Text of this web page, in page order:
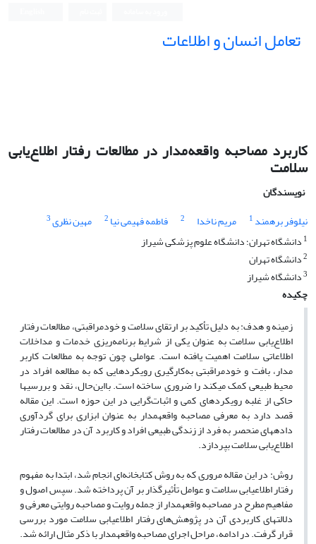
تعامل انسان و اطلاعات
کاربرد مصاحبه واقعه‌مدار در مطالعات رفتار اطلاع‌یابی
سلامت
نویسندگان
نیلوفر برهمند 1 مریم ناخدا 2 فاطمه فهیمی نیا 2 مهین نظری3
1 دانشگاه تهران؛ دانشگاه علوم پزشکی شیراز
2دانشگاه تهران
3دانشگاه شیراز
چکیده
زمینه و هدف: به دلیل تأکید بر ارتقای سلامت و خودمراقبتی، مطالعات رفتار
اطلاع‌یابی سلامت به عنوان یکی از شرایط برنامه‌ریزی خدمات و مداخلات
اطلاعاتی سلامت اهمیت یافته است. عواملی چون توجه به مطالعات کاربر
مدار، بافت و خودمراقبتی به‌کارگیری رویکردهایی که به مطالعه افراد در
محیط طبیعی کمک می‏کند را ضروری ساخته است. بااین‌حال، نقد و بررسی‏ها
حاکی از غلبه رویکردهای کمی و اثبات‌گرایی در این حوزه است. این مقاله
قصد دارد به معرفی مصاحبه واقعه‏مدار به عنوان ابزاری برای گردآوری
داده‏های منحصر به فرد از زندگی طبیعی افراد و کاربرد آن در مطالعات رفتار
اطلاع‌یابی سلامت بپردازد.
روش: در این مقاله مروری که به روش کتابخانه‌ای انجام شد، ابتدا به مفهوم
رفتار اطلاع‏یابی سلامت و عوامل تأثیرگذار بر آن پرداخته شد. سپس اصول و
مفاهیم مطرح در مصاحبه واقعه‏مدار از جمله روایت و مصاحبه روایتی معرفی و
دلالت‏های کاربردی آن در پژوهش‌های رفتار اطلاع‏یابی سلامت مورد بررسی
قرار گرفت. در ادامه، مراحل اجرای مصاحبه واقعه‏مدار با ذکر مثال ارائه شد.